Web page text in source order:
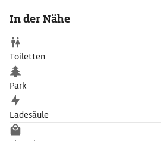
werden. Die klare Fassade und die
Parlament zu einem markanten
In der Nähe
Toiletten
Park
Ladesäule